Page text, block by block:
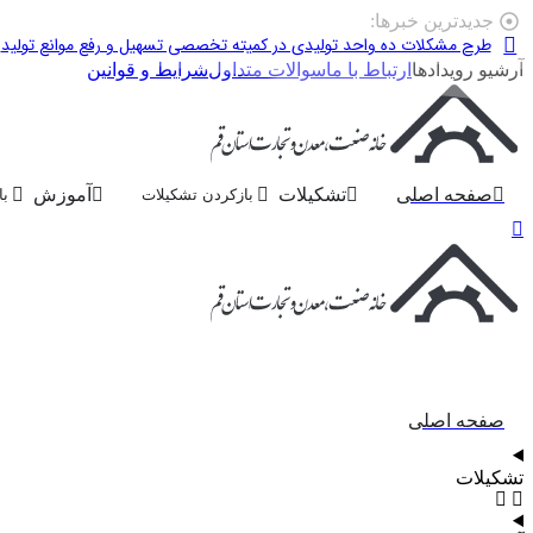
پرش
به
محتوا
جدیدترین خبرها:
طرح مشکلات ده واحد تولیدی در کمیته تخصصی تسهیل و رفع موانع تولید
آرشیو رویدادهاارتباط با ماسوالات متداولشرایط و قوانین
صفحه اصلی تشکیلات بازکردن تشکیلات آموزش
صفحه اصلی
تشکیلات